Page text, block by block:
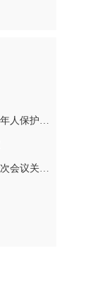
湖南省实施《中华人民共和国未成年人保护法》若干规定
湖南省第十四届人民代表大会第二次会议关于湖南省人民代表大会常务委员会工作报告的决议